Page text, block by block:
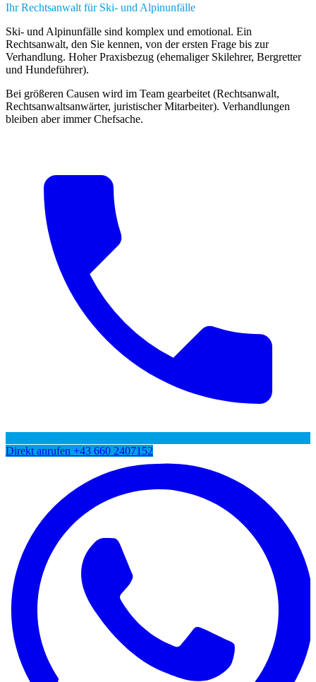
Ihr Rechtsanwalt für Ski- und Alpinunfälle
Ski- und Alpinunfälle sind komplex und emotional. Ein
Rechtsanwalt, den Sie kennen, von der ersten Frage bis zur
Verhandlung. Hoher Praxisbezug (ehemaliger Skilehrer, Bergretter
und Hundeführer).
Bei größeren Causen wird im Team gearbeitet (Rechtsanwalt,
Rechtsanwaltsanwärter, juristischer Mitarbeiter). Verhandlungen
bleiben aber immer Chefsache.
Direkt anrufen +43 660 2407152